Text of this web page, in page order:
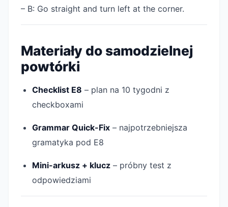
– B: Go straight and turn left at the corner.
Materiały do samodzielnej
powtórki
Checklist E8 – plan na 10 tygodni z
checkboxami
Grammar Quick-Fix– najpotrzebniejsza
gramatyka pod E8
Mini-arkusz + klucz– próbny test z
odpowiedziami